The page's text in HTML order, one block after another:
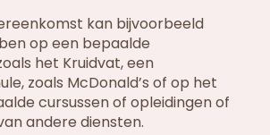
kan bijvoorbeeld
op een bepaalde
het Kruidvat, een
zoals McDonald’s of op het
cursussen of opleidingen of
andere diensten.